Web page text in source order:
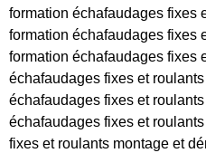
formation échafaudages fixes
formation échafaudages fixes
formation échafaudages fixes
échafaudages fixes et
échafaudages fixes et
échafaudages fixes et
fixes et roulants montage et